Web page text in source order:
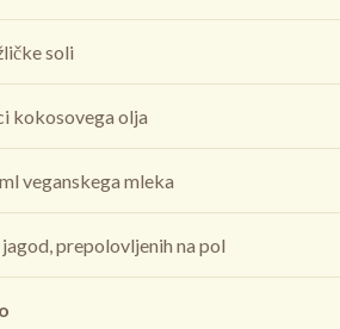
soli
kokosovega olja
veganskega mleka
prepolovljenih na pol